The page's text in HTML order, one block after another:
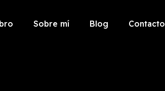
Sobre mí Blog Contacto